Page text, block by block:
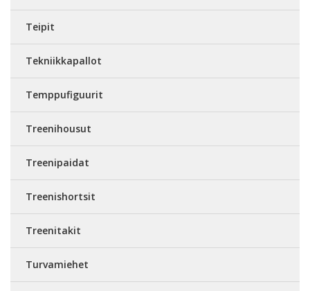
Teipit
Tekniikkapallot
Temppufiguurit
Treenihousut
Treenipaidat
Treenishortsit
Treenitakit
Turvamiehet